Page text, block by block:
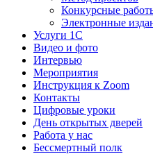
Конкурсные
Электронные
Услуги 1C
Видео и фото
Интервью
Мероприятия
Инструкция к Zoom
Контакты
Цифровые уроки
День открытых дверей
Работа у нас
Бессмертный полк